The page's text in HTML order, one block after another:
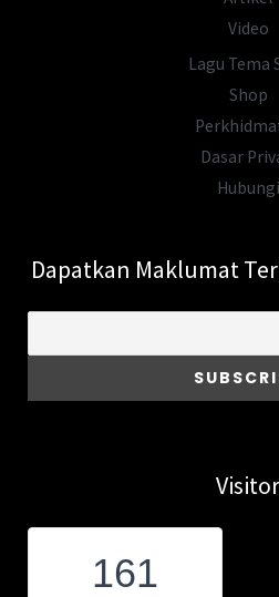
Video
Lagu Tema
Shop
Dasar
Hubungi
Dapatkan Maklumat
Visitor
161